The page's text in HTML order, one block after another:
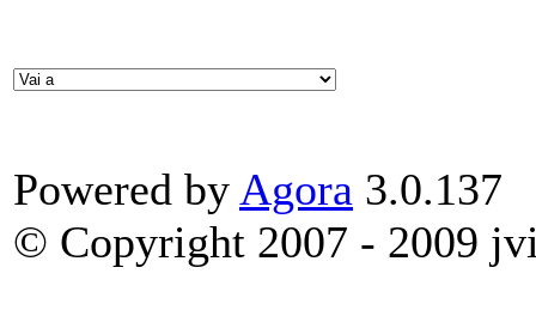
Powered by Agora 3.0.137
© Copyright 2007 - 2009